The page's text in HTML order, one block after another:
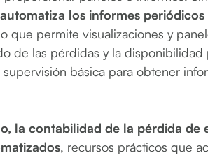
automatiza los informes
que permite visualizaciones y
de las pérdidas y la
básica para obtener
la contabilidad de la pérdida de
, recursos prácticos que